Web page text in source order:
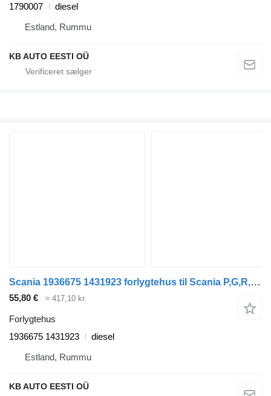
1790007
diesel
Estland, Rummu
KB AUTO EESTI OÜ
Scania 1936675 1431923 forlygtehus til Scania P,G,R,T-series (2004-2017) lastbil
55,80 € ≈ 417,10 kr.
Forlygtehus
1936675 1431923
diesel
Estland, Rummu
KB AUTO EESTI OÜ